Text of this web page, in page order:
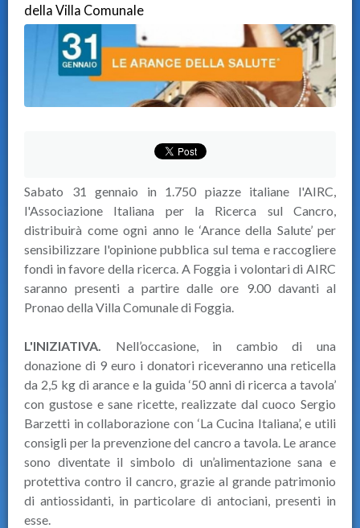
della Villa Comunale
Sabato 31 gennaio in 1.750 piazze italiane l'AIRC,
l'Associazione Italiana per la Ricerca sul Cancro,
distribuirà come ogni anno le ‘Arance della Salute’ per
sensibilizzare l'opinione pubblica sul tema e raccogliere
fondi in favore della ricerca. A Foggia i volontari di AIRC
saranno presenti a partire dalle ore 9.00 davanti al
Pronao della Villa Comunale di Foggia.
L'INIZIATIVA. Nell’occasione, in cambio di una
donazione di 9 euro i donatori riceveranno una reticella
da 2,5 kg di arance e la guida ‘50 anni di ricerca a tavola’
con gustose e sane ricette, realizzate dal cuoco Sergio
Barzetti in collaborazione con ‘La Cucina Italiana’, e utili
consigli per la prevenzione del cancro a tavola. Le arance
sono diventate il simbolo di un’alimentazione sana e
protettiva contro il cancro, grazie al grande patrimonio
di antiossidanti, in particolare di antociani, presenti in
esse.